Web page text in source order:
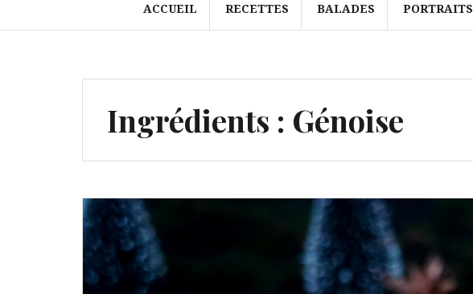
ACCUEIL RECETTES BALADES PORTRAITS
Ingrédients : Génoise